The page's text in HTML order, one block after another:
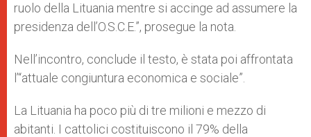
ruolo della Lituania mentre si accinge ad assumere la
presidenza dell’O.S.C.E.”, prosegue la nota.
Nell’incontro, conclude il testo, è stata poi affrontata
l’“attuale congiuntura economica e sociale”.
La Lituania ha poco più di tre milioni e mezzo di
abitanti. I cattolici costituiscono il 79% della